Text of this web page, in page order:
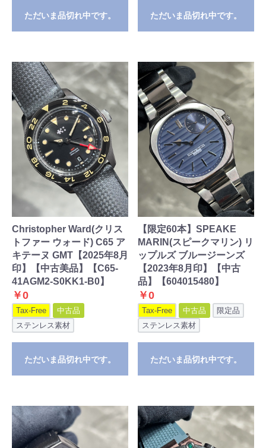
ただいま品切れ中です。 ただいま品切れ中です。
Christopher Ward(クリス
トファー ウォード) C65 ア
キテーヌ GMT【2025年8月
印】【中古美品】【C65-
41AGM2-S0KK1-B0】
￥0
Tax-Free
中古品
ステンレス素材
ただいま品切れ中です。
【限定60本】SPEAKE
MARIN(スピークマリン) リ
ップルズ ブルージーンズ
【2023年8月印】【中古
品】【604015480】
￥0
Tax-Free 中古品
限定品
ステンレス素材
ただいま品切れ中です。